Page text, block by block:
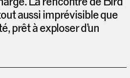
aussi imprévisible que
prêt à exploser d’un